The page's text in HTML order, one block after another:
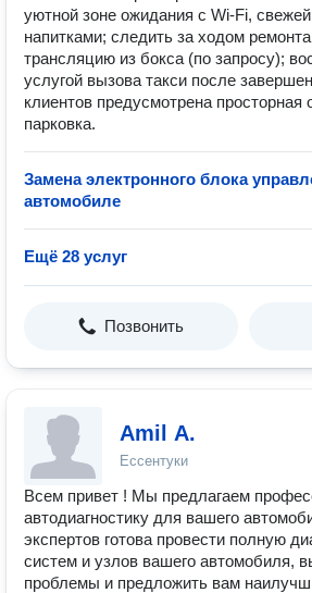
уютной зоне ожидания с Wi-Fi,
напитками; следить за ходом
трансляцию из бокса (по запросу);
услугой вызова такси после
клиентов предусмотрена просторная
парковка.
Замена электронного блока
автомобиле
Ещё 28 услуг
Позвонить
Amil A.
Ессентуки
Всем привет ! Мы предлагаем
автодиагностику для вашего
экспертов готова провести полную
систем и узлов вашего автомобиля,
проблемы и предложить вам